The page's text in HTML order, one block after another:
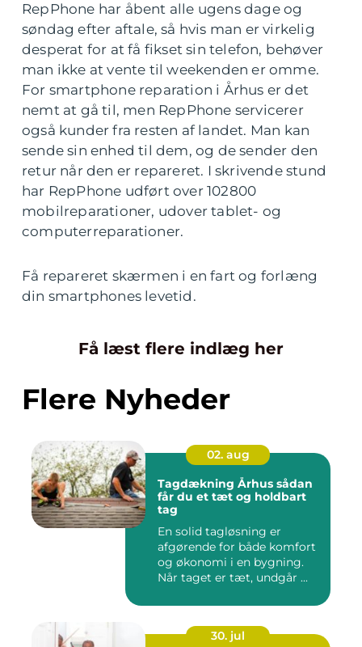
RepPhone har åbent alle ugens dage og
søndag efter aftale, så hvis man er virkelig
desperat for at få fikset sin telefon, behøver
man ikke at vente til weekenden er omme.
For smartphone reparation i Århus er det
nemt at gå til, men RepPhone servicerer
også kunder fra resten af landet. Man kan
sende sin enhed til dem, og de sender den
retur når den er repareret. I skrivende stund
har RepPhone udført over 102800
mobilreparationer, udover tablet- og
computerreparationer.
Få repareret skærmen i en fart og forlæng
din smartphones levetid.
Få læst flere indlæg her
Flere Nyheder
02. aug
Tagdækning Århus sådan
får du et tæt og holdbart
tag
En solid tagløsning er
afgørende for både komfort
og økonomi i en bygning.
Når taget er tæt, undgår ...
30. jul